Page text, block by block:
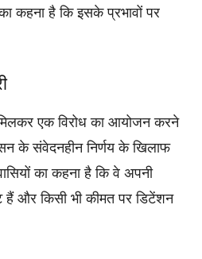
का कहना है कि इसके प्रभावों पर
एक विरोध का आयोजन करने
के संवेदनहीन निर्णय के खिलाफ
का कहना है कि वे अपनी
और किसी भी कीमत पर डिटेंशन